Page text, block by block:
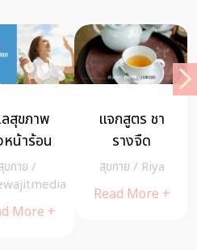
สุขภาพ
หน้าร้อน
งแรงทั้ง
ในและ
ยนอก
ขกาย /
More +
แจกสูตร ชา
รางจืด
สมุนไพรขับ
พิษแบบไทยๆ
สุขกาย / Riya
Read More +